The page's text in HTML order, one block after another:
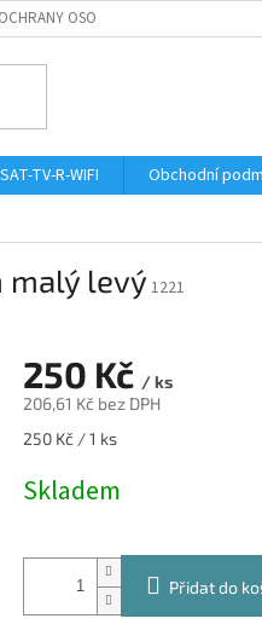
OSOBNÍCH ÚDAJŮ
SAT-TV-R-WIFI Obchodní
malý levý 1221
250 Kč / ks
206,61 Kč bez DPH
Měrná
250 Kč / 1 ks
Skladem
Přidat do